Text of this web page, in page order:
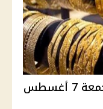
سعر الذهب في مصر اليوم الجمعة 7 أغسطس